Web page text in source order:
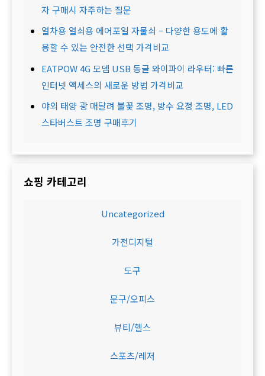
자 구매시 자주하는 질문
열차용 열쇠용 에어포일 자물쇠 – 다양한 용도에 활
용할 수 있는 안전한 선택 가격비교
EATPOW 4G 모뎀 USB 동글 와이파이 라우터: 빠른
인터넷 액세스의 새로운 방법 가격비교
야외 태양 광 매달려 불꽃 조명, 방수 요정 조명, LED
스타버스트 조명 구매후기
쇼핑 카테고리
Uncategorized
가전디지털
도구
문구/오피스
뷰티/헬스
스포츠/레저